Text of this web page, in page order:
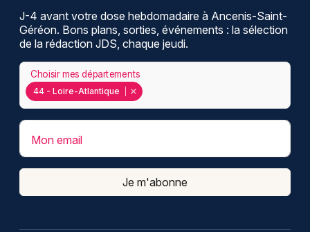
J-4 avant votre dose hebdomadaire à Ancenis-Saint-
Géréon. Bons plans, sorties, événements : la sélection
de la rédaction JDS, chaque jeudi.
44 - Loire-Atlantique
Choisir mes départements
Mon email
Je m'abonne